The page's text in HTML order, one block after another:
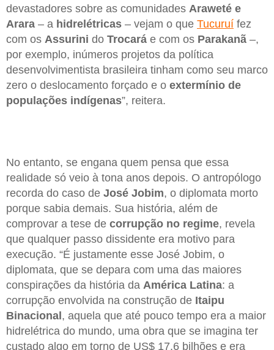
devastadores sobre as comunidades Araweté e
Arara – a hidrelétricas – vejam o que Tucuruí fez
com os Assurini do Trocará e com os Parakanã –,
por exemplo, inúmeros projetos da política
desenvolvimentista brasileira tinham como seu marco
zero o deslocamento forçado e o extermínio de
populações indígenas”, reitera.
No entanto, se engana quem pensa que essa
realidade só veio à tona anos depois. O antropólogo
recorda do caso de José Jobim, o diplomata morto
porque sabia demais. Sua história, além de
comprovar a tese de corrupção no regime, revela
que qualquer passo dissidente era motivo para
execução. “É justamente esse José Jobim, o
diplomata, que se depara com uma das maiores
conspirações da história da América Latina: a
corrupção envolvida na construção de Itaipu
Binacional , aquela que até pouco tempo era a maior
hidrelétrica do mundo, uma obra que se imagina ter
custado algo em torno de US$ 17,6 bilhões e era